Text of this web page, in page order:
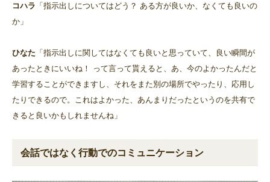
コハラ 「指示出しについてはどう？ ある方が良いか、なくても良いの
か」
ひなた 「指示出しに関してはなくても良いと思っていて、良い瞬間が
あったときにいいね！ って言って貰えると、あ、今のよかったんだと
学習することができますし、それをまた別の場所でやったり、応用し
たりできるので。これはよかった、あんまりだったというのを共有で
きると良いかもしれませんね」
会話ではなく行動でのコミュニケーション